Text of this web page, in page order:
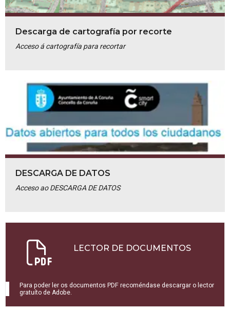
Descarga de cartografía por recorte
Acceso á cartografía para recortar
DESCARGA DE DATOS
Acceso ao DESCARGA DE DATOS
LECTOR DE DOCUMENTOS
Para poder ler os documentos PDF recoméndase descargar o lector
gratuíto de Adobe.